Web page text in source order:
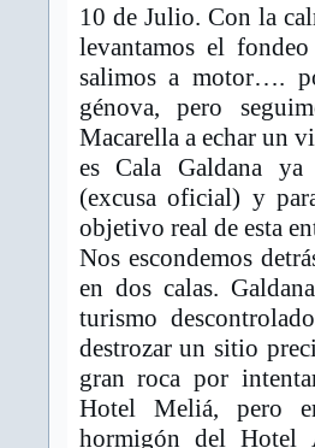
10 de Julio. Con la
levantamos el
salimos a motor….
génova, pero
Macarella a echar un
es Cala Galdana ya
(excusa oficial) y
objetivo real de esta
Nos escondemos
en dos calas.
turismo
destrozar un sitio
gran roca por
Hotel Meliá, pero
hormigón del Hotel